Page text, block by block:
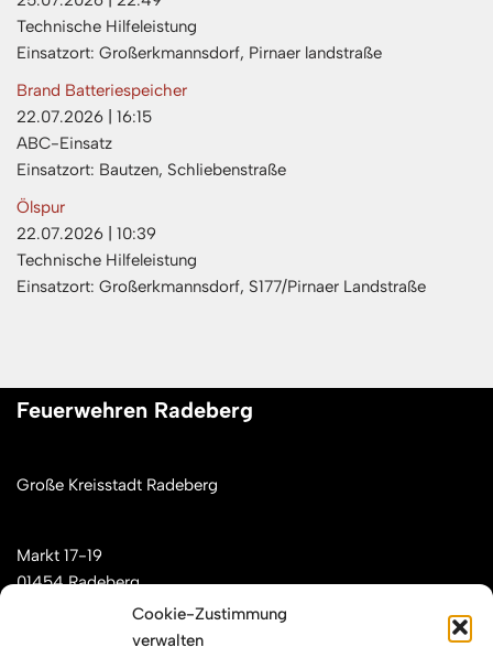
Cookie-Zustimmung
verwalten
Technische Hilfeleistung
Einsatzort: Großerkmannsdorf, Pirnaer landstraße
Brand Batteriespeicher
22.07.2026
16:15
ABC-Einsatz
Einsatzort: Bautzen, Schliebenstraße
Ölspur
22.07.2026
10:39
Technische Hilfeleistung
Einsatzort: Großerkmannsdorf, S177/Pirnaer Landstraße
Feuerwehren Radeberg
Große Kreisstadt Radeberg
Markt 17-19
01454 Radeberg
Mail: kontakt[at]feuerwehren-radeberg.de